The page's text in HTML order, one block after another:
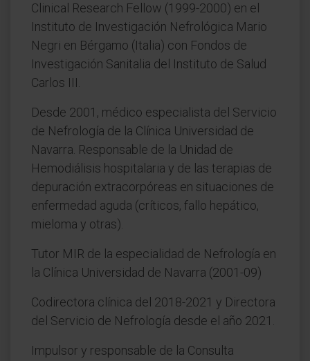
Clinical Research Fellow (1999-2000) en el
Instituto de Investigación Nefrológica Mario
Negri en Bérgamo (Italia) con Fondos de
Investigación Sanitalia del Instituto de Salud
Carlos III.
Desde 2001, médico especialista del Servicio
de Nefrología de la Clínica Universidad de
Navarra. Responsable de la Unidad de
Hemodiálisis hospitalaria y de las terapias de
depuración extracorpóreas en situaciones de
enfermedad aguda (críticos, fallo hepático,
mieloma y otras).
Tutor MIR de la especialidad de Nefrología en
la Clínica Universidad de Navarra (2001-09)
Codirectora clínica del 2018-2021 y Directora
del Servicio de Nefrología desde el año 2021.
Impulsor y responsable de la Consulta